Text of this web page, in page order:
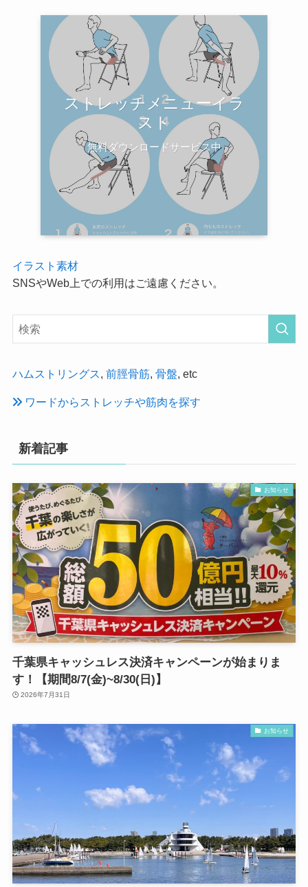
ストレッチメニューイラ
スト
無料ダウンロードサービス中
イラスト素材
SNSやWeb上での利用はご遠慮ください。
ハムストリングス, 前脛骨筋, 骨盤, etc
ワードからストレッチや筋肉を探す
新着記事
お知らせ
千葉県キャッシュレス決済キャンペーンが始まりま
す！【期間8/7(金)~8/30(日)】
2026年7月31日
お知らせ